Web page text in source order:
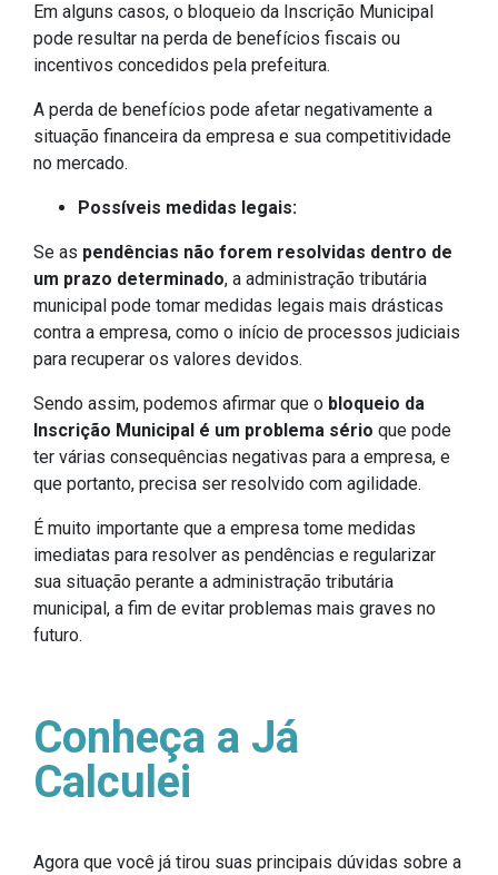
Em alguns casos, o bloqueio da Inscrição Municipal
pode resultar na perda de benefícios fiscais ou
incentivos concedidos pela prefeitura.
A perda de benefícios pode afetar negativamente a
situação financeira da empresa e sua competitividade
no mercado.
Possíveis medidas legais:
Se as pendências não forem resolvidas dentro de
um prazo determinado, a administração tributária
municipal pode tomar medidas legais mais drásticas
contra a empresa, como o início de processos judiciais
para recuperar os valores devidos.
Sendo assim, podemos afirmar que o bloqueio da
Inscrição Municipal é um problema sério que pode
ter várias consequências negativas para a empresa, e
que portanto, precisa ser resolvido com agilidade.
É muito importante que a empresa tome medidas
imediatas para resolver as pendências e regularizar
sua situação perante a administração tributária
municipal, a fim de evitar problemas mais graves no
futuro.
Conheça a Já
Calculei
Agora que você já tirou suas principais dúvidas sobre a